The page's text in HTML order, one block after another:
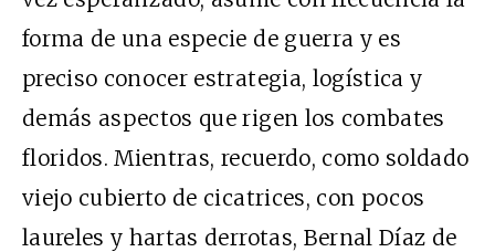
forma de una especie de guerra y es
preciso conocer estrategia, logística y
demás aspectos que rigen los combates
floridos. Mientras, recuerdo, como soldado
viejo cubierto de cicatrices, con pocos
laureles y hartas derrotas, Bernal Díaz de